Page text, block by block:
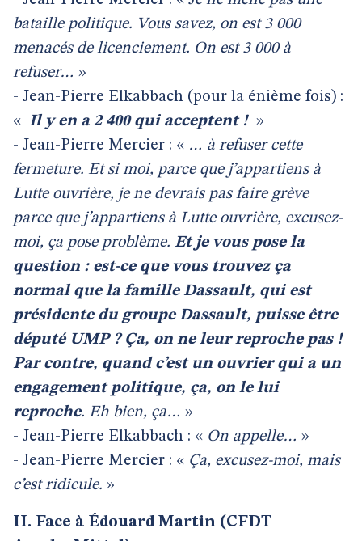
bataille politique. Vous savez, on est 3 000
menacés de licenciement. On est 3 000 à
refuser… »
- Jean-Pierre Elkabbach (pour la énième fois) :
« Il y en a 2 400 qui acceptent ! »
- Jean-Pierre Mercier : « … à refuser cette
fermeture. Et si moi, parce que j’appartiens à
Lutte ouvrière, je ne devrais pas faire grève
parce que j’appartiens à Lutte ouvrière, excusez-
moi, ça pose problème. Et je vous pose la
question : est-ce que vous trouvez ça
normal que la famille Dassault, qui est
présidente du groupe Dassault, puisse être
député UMP ? Ça, on ne leur reproche pas !
Par contre, quand c’est un ouvrier qui a un
engagement politique, ça, on le lui
reproche. Eh bien, ça… »
- Jean-Pierre Elkabbach : « On appelle… »
- Jean-Pierre Mercier : « Ça, excusez-moi, mais
c’est ridicule. »
II. Face à Édouard Martin (CFDT